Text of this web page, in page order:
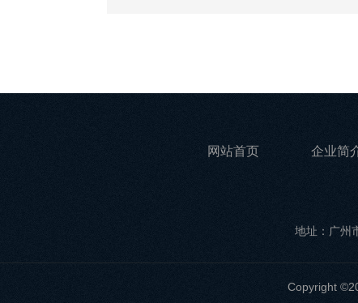
网站首页 企业简
地址：广州
Copyright